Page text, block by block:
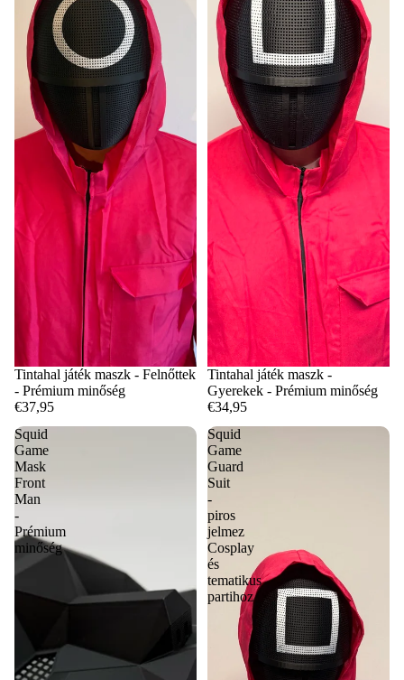
Tintahal játék maszk - Felnőttek
- Prémium minőség
€37,95
Tintahal játék maszk -
Gyerekek - Prémium minőség
€34,95
Squid
Game
Mask
Front
Man
-
Prémium
minőség
Squid
Game
Guard
Suit
-
piros
jelmez
Cosplay
és
tematikus
partihoz